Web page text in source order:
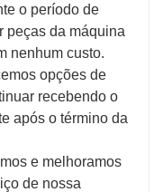
o período de
peças da máquina
nenhum custo.
opções de
recebendo o
após o término da
e melhoramos
de nossa